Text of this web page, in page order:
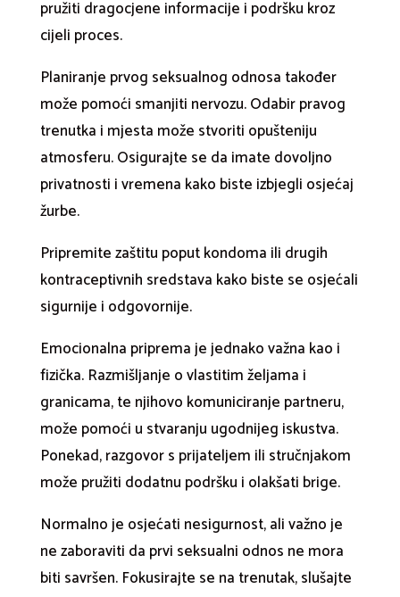
pružiti dragocjene informacije i podršku kroz
cijeli proces.
Planiranje prvog seksualnog odnosa također
može pomoći smanjiti nervozu. Odabir pravog
trenutka i mjesta može stvoriti opušteniju
atmosferu. Osigurajte se da imate dovoljno
privatnosti i vremena kako biste izbjegli osjećaj
žurbe.
Pripremite zaštitu poput kondoma ili drugih
kontraceptivnih sredstava kako biste se osjećali
sigurnije i odgovornije.
Emocionalna priprema je jednako važna kao i
fizička. Razmišljanje o vlastitim željama i
granicama, te njihovo komuniciranje partneru,
može pomoći u stvaranju ugodnijeg iskustva.
Ponekad, razgovor s prijateljem ili stručnjakom
može pružiti dodatnu podršku i olakšati brige.
Normalno je osjećati nesigurnost, ali važno je
ne zaboraviti da prvi seksualni odnos ne mora
biti savršen. Fokusirajte se na trenutak, slušajte